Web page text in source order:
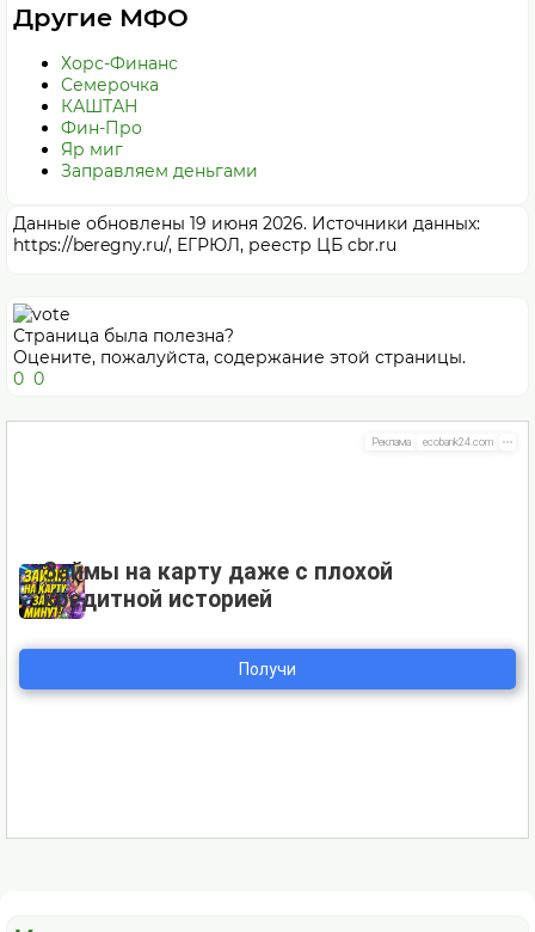
Другие МФО
Хорс-Финанс
Семерочка
КАШТАН
Фин-Про
Яр миг
Заправляем деньгами
Данные обновлены 19 июня 2026. Источники данных:
https://beregny.ru/, ЕГРЮЛ, реестр ЦБ cbr.ru
Страница была полезна?
Оцените, пожалуйста, содержание этой страницы.
0 0